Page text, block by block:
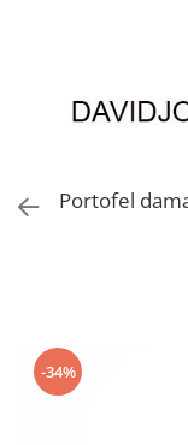
Accesorii
Genti din piele
Cizme si botine
Mocasini si balerini
Portofel
-34%